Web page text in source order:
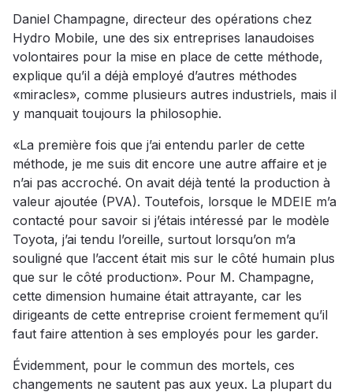
Daniel Champagne, directeur des opérations chez
Hydro Mobile, une des six entreprises lanaudoises
volontaires pour la mise en place de cette méthode,
explique qu’il a déjà employé d’autres méthodes
«miracles», comme plusieurs autres industriels, mais il
y manquait toujours la philosophie.
«La première fois que j’ai entendu parler de cette
méthode, je me suis dit encore une autre affaire et je
n’ai pas accroché. On avait déjà tenté la production à
valeur ajoutée (PVA). Toutefois, lorsque le MDEIE m’a
contacté pour savoir si j’étais intéressé par le modèle
Toyota, j’ai tendu l’oreille, surtout lorsqu’on m’a
souligné que l’accent était mis sur le côté humain plus
que sur le côté production». Pour M. Champagne,
cette dimension humaine était attrayante, car les
dirigeants de cette entreprise croient fermement qu’il
faut faire attention à ses employés pour les garder.
Évidemment, pour le commun des mortels, ces
changements ne sautent pas aux yeux. La plupart du